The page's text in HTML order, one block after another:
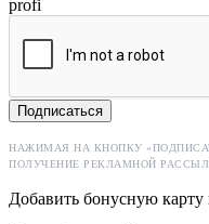
profi
Подписаться
НАЖИМАЯ НА КНОПКУ
ПОЛУЧЕНИЕ РЕКЛАМНОЙ
Добавить бонусную